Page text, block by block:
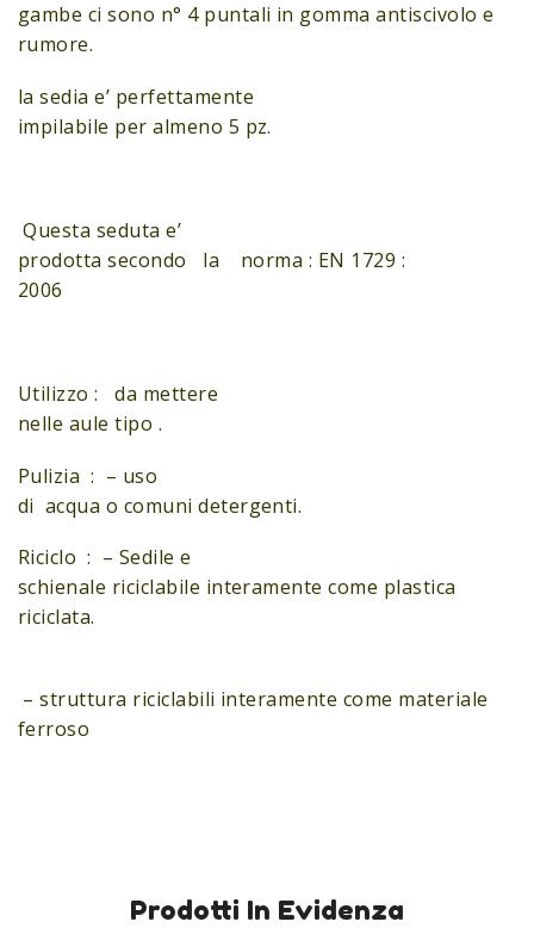
gambe ci sono n° 4 puntali in gomma antiscivolo e
rumore.
la sedia e’ perfettamente
impilabile per almeno 5 pz.
Questa seduta e’
prodotta secondo la norma : EN 1729 :
2006
Utilizzo : da mettere
nelle aule tipo .
Pulizia : – uso
di acqua o comuni detergenti.
Riciclo : – Sedile e
schienale riciclabile interamente come plastica
riciclata.
– struttura riciclabili interamente come materiale
ferroso
Prodotti In Evidenza